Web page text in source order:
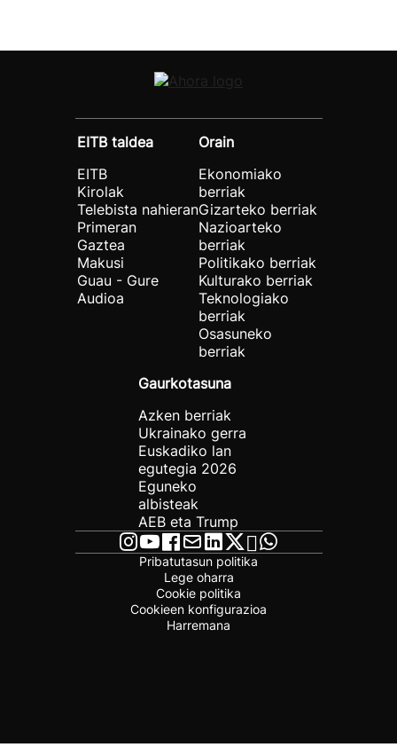
EITB taldea
EITB
Kirolak
Telebista nahieran
Primeran
Gaztea
Makusi
Guau - Gure
Audioa
Orain
Ekonomiako
berriak
Gizarteko berriak
Nazioarteko
berriak
Politikako berriak
Kulturako berriak
Teknologiako
berriak
Osasuneko
berriak
Gaurkotasuna
Azken berriak
Ukrainako gerra
Euskadiko lan
egutegia 2026
Eguneko
albisteak
AEB eta Trump
Pribatutasun politika
Lege oharra
Cookie politika
Cookieen konfigurazioa
Harremana